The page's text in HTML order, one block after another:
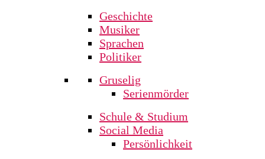
Geschichte
Musiker
Sprachen
Politiker
Gruselig
Serienmörder
Schule & Studium
Social Media
Persönlichkeit